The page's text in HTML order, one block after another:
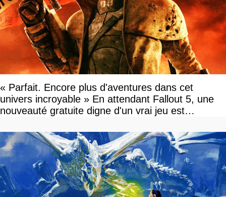
« Parfait. Encore plus d'aventures dans cet
univers incroyable » En attendant Fallout 5, une
nouveauté gratuite digne d'un vrai jeu est